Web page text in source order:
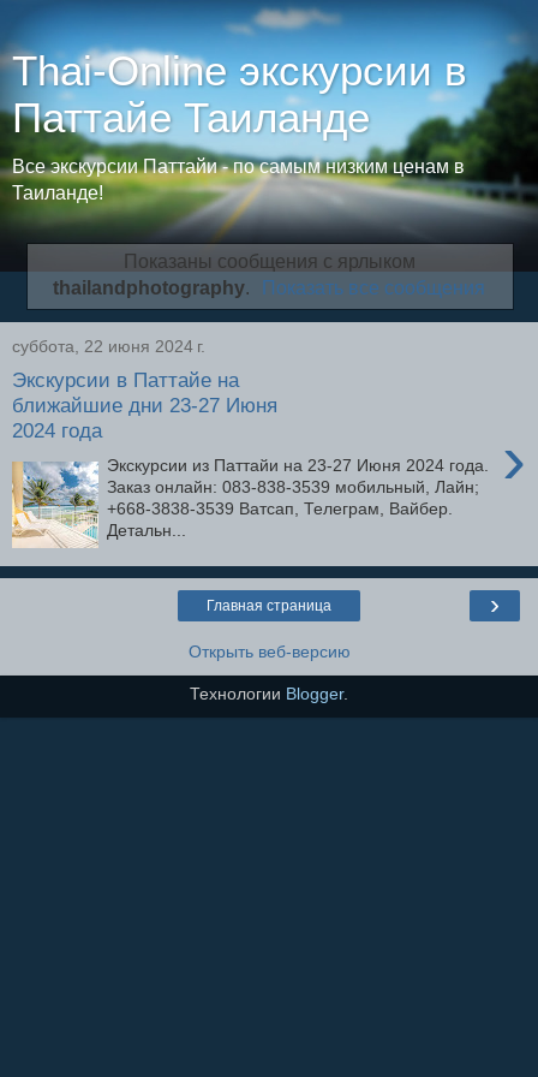
Thai-Online экскурсии в
Паттайе Таиланде
Все экскурсии Паттайи - по самым низким ценам в
Таиланде!
Показаны сообщения с ярлыком
thailandphotography. Показать все сообщения
суббота, 22 июня 2024 г.
Экскурсии в Паттайе на
ближайшие дни 23-27 Июня
2024 года
›
Экскурсии из Паттайи на 23-27 Июня 2024 года.
Заказ онлайн: 083-838-3539 мобильный, Лайн;
+668-3838-3539 Ватсап, Телеграм, Вайбер.
Детальн...
›
Главная страница
Открыть веб-версию
Технологии Blogger.